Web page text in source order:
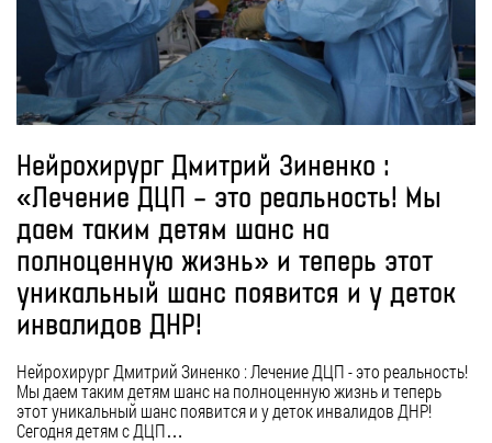
Нейрохирург Дмитрий Зиненко :
«Лечение ДЦП – это реальность! Мы
даем таким детям шанс на
полноценную жизнь» и теперь этот
уникальный шанс появится и у деток
инвалидов ДНР!
Нейрохирург Дмитрий Зиненко : Лечение ДЦП - это реальность!
Мы даем таким детям шанс на полноценную жизнь и теперь
этот уникальный шанс появится и у деток инвалидов ДНР!
Сегодня детям с ДЦП…